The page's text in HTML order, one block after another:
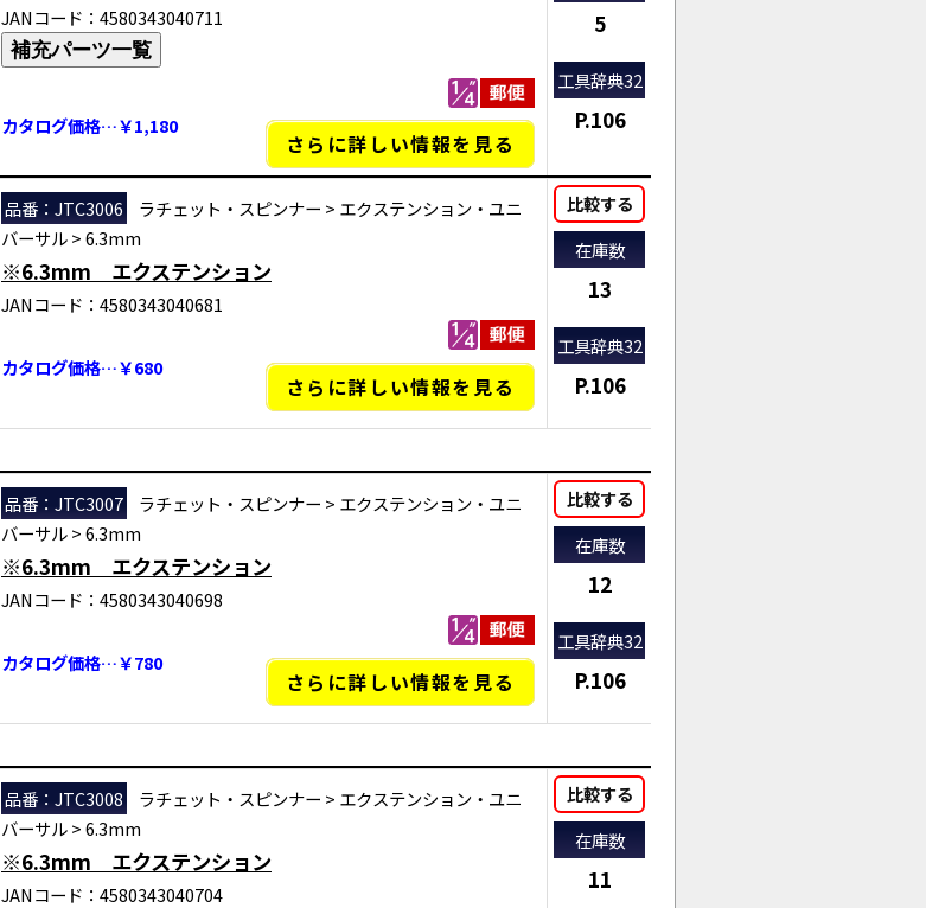
JANコード：4580343040711
補充パーツ一覧
カタログ価格…￥1,180
さらに詳しい情報を見る
5
工具辞典32
P.106
品番：JTC3006 ラチェット・スピンナー > エクステンション・ユニ
バーサル>6.3mm
※6.3mm エクステンション
JANコード：4580343040681
カタログ価格…￥680
さらに詳しい情報を見る
比較する
在庫数
13
工具辞典32
P.106
品番：JTC3007 ラチェット・スピンナー > エクステンション・ユニ
バーサル>6.3mm
※6.3mm エクステンション
JANコード：4580343040698
カタログ価格…￥780
さらに詳しい情報を見る
比較する
在庫数
12
工具辞典32
P.106
品番：JTC3008 ラチェット・スピンナー > エクステンション・ユニ
バーサル>6.3mm
※6.3mm エクステンション
JANコード：4580343040704
比較する
在庫数
11